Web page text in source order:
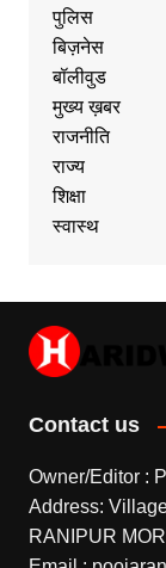
पुलिस
बिज़नेस
बॉलीवुड
मुख्य ख़बर
राजनीति
राज्य
शिक्षा
स्वास्थ
Contact us
Owner/Editor :
Address:
RANIPUR